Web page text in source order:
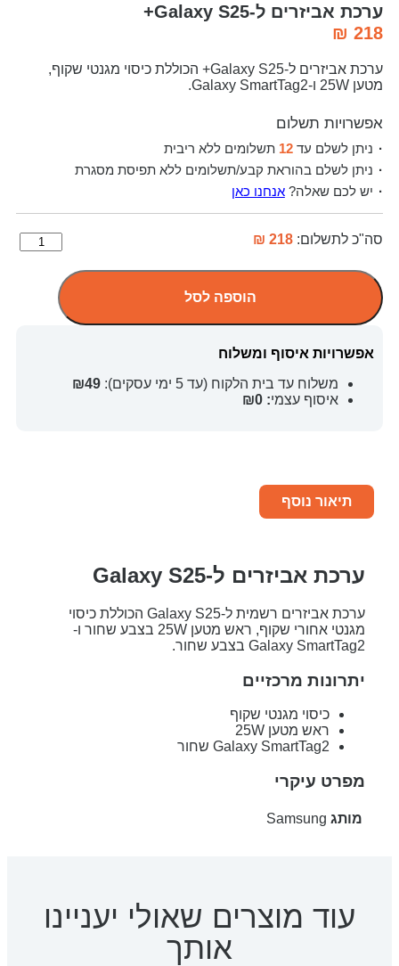
ערכת אביזרים ל-Galaxy S25+
₪ 218
ערכת אביזרים ל-Galaxy S25+ הכוללת כיסוי מגנטי שקוף,
מטען 25W ו-Galaxy SmartTag2.
אפשרויות תשלום
ניתן לשלם עד12 תשלומים ללא ריבית
ניתן לשלם בהוראת קבע/תשלומים ללא תפיסת מסגרת
יש לכם שאלה?אנחנו כאן
סה"כ לתשלום: 218 ₪
הוספה לסל
אפשרויות איסוף ומשלוח
משלוח עד בית הלקוח (עד 5 ימי עסקים):
איסוף עצמי: ₪0
תיאור נוסף
ערכת אביזרים ל-Galaxy S25
ערכת אביזרים רשמית ל-Galaxy S25 הכוללת כיסוי
מגנטי אחורי שקוף, ראש מטען 25W בצבע שחור ו-
Galaxy SmartTag2 בצבע שחור.
יתרונות מרכזיים
כיסוי מגנטי שקוף
ראש מטען 25W
Galaxy SmartTag2 שחור
מפרט עיקרי
מותג Samsung
עוד מוצרים שאולי יעניינו
אותך